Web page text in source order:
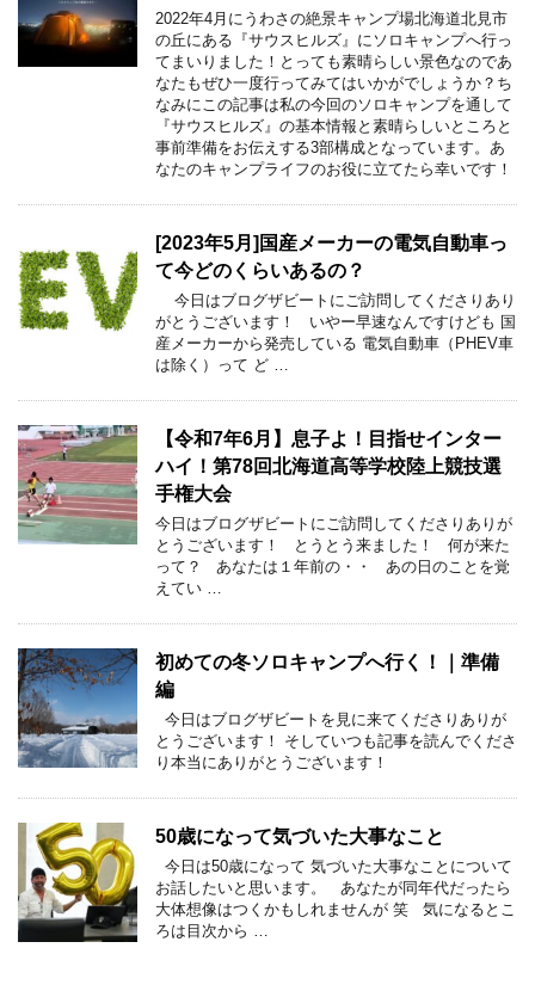
2022年4月にうわさの絶景キャンプ場北海道北見市
の丘にある『サウスヒルズ』にソロキャンプへ行っ
てまいりました！とっても素晴らしい景色なのであ
なたもぜひ一度行ってみてはいかがでしょうか？ち
なみにこの記事は私の今回のソロキャンプを通して
『サウスヒルズ』の基本情報と素晴らしいところと
事前準備をお伝えする3部構成となっています。あ
なたのキャンプライフのお役に立てたら幸いです！
[2023年5月]国産メーカーの電気自動車っ
て今どのくらいあるの？
今日はブログザビートにご訪問してくださりあり
がとうございます！ いやー早速なんですけども 国
産メーカーから発売している 電気自動車（PHEV車
は除く）って ど …
【令和7年6月】息子よ！目指せインター
ハイ！第78回北海道高等学校陸上競技選
手権大会
今日はブログザビートにご訪問してくださりありが
とうございます！ とうとう来ました！ 何が来た
って？ あなたは１年前の・・ あの日のことを覚
えてい …
初めての冬ソロキャンプへ行く！｜準備
編
今日はブログザビートを見に来てくださりありが
とうございます！ そしていつも記事を読んでくださ
り本当にありがとうございます！
50歳になって気づいた大事なこと
今日は50歳になって 気づいた大事なことについて
お話したいと思います。 あなたが同年代だったら
大体想像はつくかもしれませんが 笑 気になるとこ
ろは目次から …